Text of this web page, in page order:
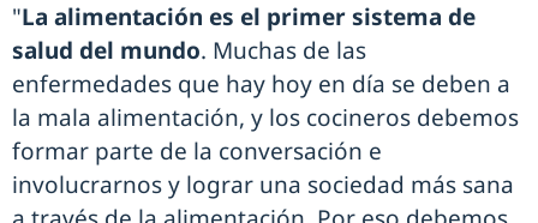
"La alimentación es el primer sistema de
salud del mundo. Muchas de las
enfermedades que hay hoy en día se deben a
la mala alimentación, y los cocineros debemos
formar parte de la conversación e
involucrarnos y lograr una sociedad más sana